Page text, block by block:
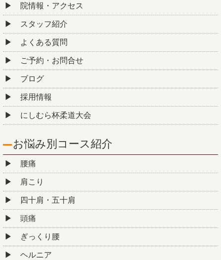
院情報・アクセス
スタッフ紹介
よくある質問
ご予約・お問合せ
ブログ
採用情報
にしむら杯柔道大会
お悩み別コース紹介
腰痛
肩こり
四十肩・五十肩
頭痛
ぎっくり腰
ヘルニア